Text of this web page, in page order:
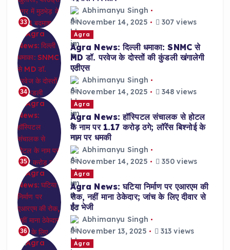
33
Abhimanyu Singh
November 14, 2025
307 views
34
Agra
Agra News: दिल्ली धमाका: SNMC से
MD डॉ. परवेज के दोस्तों की कुंडली खंगालेगी
एटीएस
Abhimanyu Singh
November 14, 2025
348 views
35
Agra
Agra News: हॉस्पिटल संचालक से होटल
के नाम पर 1.17 करोड़ ठगे; लॉरेंस बिश्नोई के
नाम पर धमकी
Abhimanyu Singh
November 14, 2025
350 views
36
Agra
Agra News: घटिया निर्माण पर एआरएम की
रोक, नहीं माना ठेकेदार; जांच के लिए दीवार से
ईंट भेजी
Abhimanyu Singh
November 13, 2025
313 views
Agra